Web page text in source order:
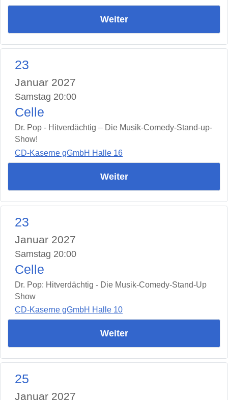
Weiter
23
Januar 2027
Samstag 20:00
Celle
Dr. Pop - Hitverdächtig – Die Musik-Comedy-Stand-up-
Show!
CD-Kaserne gGmbH Halle 16
Weiter
23
Januar 2027
Samstag 20:00
Celle
Dr. Pop: Hitverdächtig - Die Musik-Comedy-Stand-Up
Show
CD-Kaserne gGmbH Halle 10
Weiter
25
Januar 2027